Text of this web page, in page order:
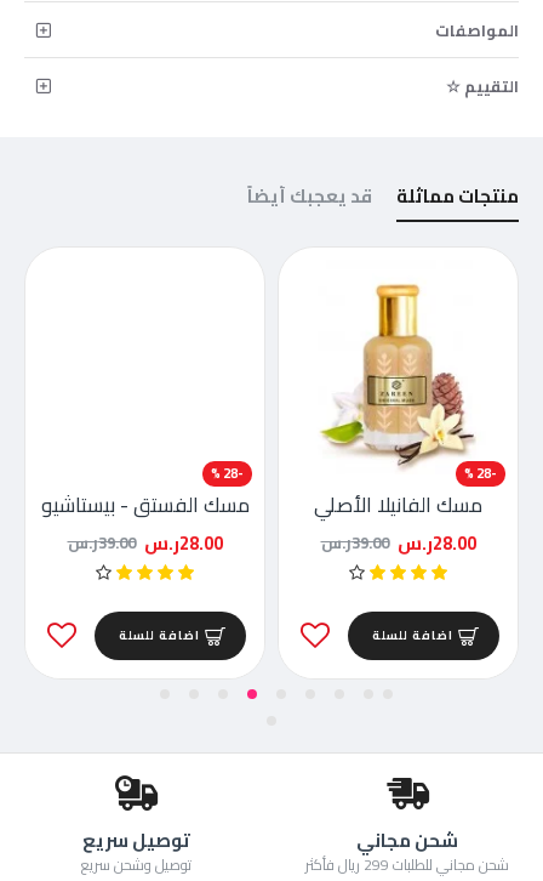
المواصفات
التقييم ☆
منتجات مماثلة قد يعجبك أيضاً
-28 %
مسك الفانيلا الأصلي
28.00ر.س 39.00ر.س
اضافة للسلة
-28 %
مسك الفستق - بيستاشيو
28.00ر.س 39.00ر.س
اضافة للسلة
شحن مجاني
شحن مجاني للطلبات 299 ريال فأكثر
توصيل سريع
توصيل وشحن سريع